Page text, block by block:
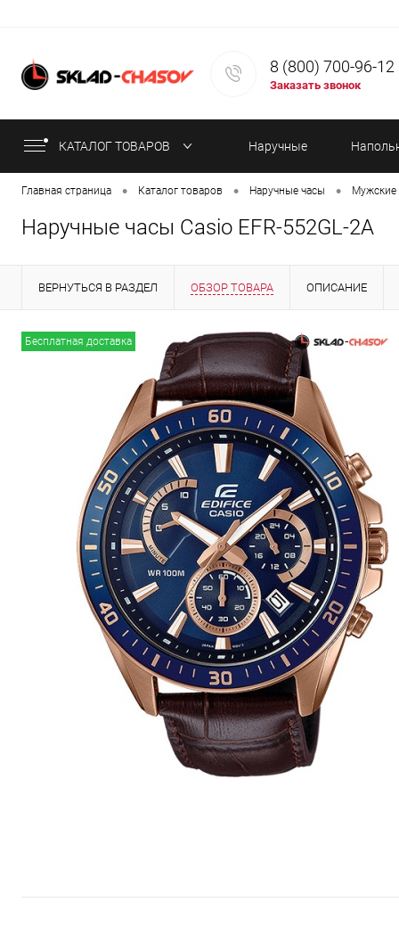
8 (800) 700-96-12
Заказать звонок
КАТАЛОГ ТОВАРОВ Наручные
часы часы
Главная страница • Каталог товаров • Наручные часы • Мужские
Наручные часы Casio EFR-552GL-2A
ВЕРНУТЬСЯ В РАЗДЕЛ ОБЗОР ТОВАРА ОПИСАНИЕ
ИНФОРМАЦИЯ ОБ ОПЛАТЕ СТАТЬИ
Бесплатная доставка